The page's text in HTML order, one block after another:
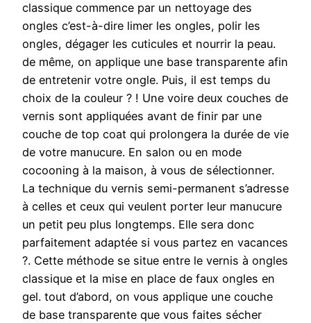
classique commence par un nettoyage des
ongles c’est-à-dire limer les ongles, polir les
ongles, dégager les cuticules et nourrir la peau.
de même, on applique une base transparente afin
de entretenir votre ongle. Puis, il est temps du
choix de la couleur ? ! Une voire deux couches de
vernis sont appliquées avant de finir par une
couche de top coat qui prolongera la durée de vie
de votre manucure. En salon ou en mode
cocooning à la maison, à vous de sélectionner.
La technique du vernis semi-permanent s’adresse
à celles et ceux qui veulent porter leur manucure
un petit peu plus longtemps. Elle sera donc
parfaitement adaptée si vous partez en vacances
?. Cette méthode se situe entre le vernis à ongles
classique et la mise en place de faux ongles en
gel. tout d’abord, on vous applique une couche
de base transparente que vous faites sécher